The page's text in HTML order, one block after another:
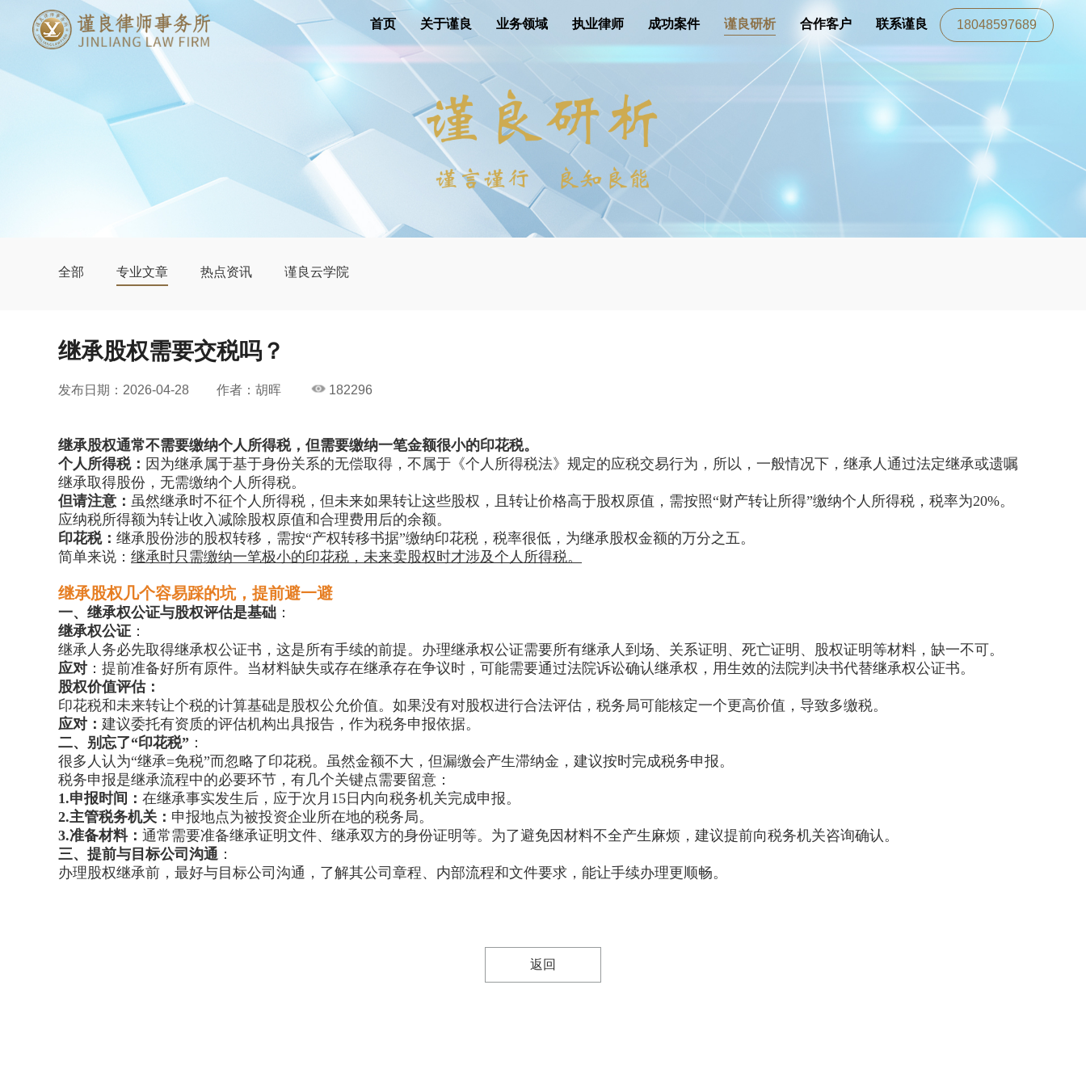
首页 关于谨良 业务领域 执业律师 成功案件 谨良研析 合作客户 联系谨良 18048597689
全部 专业文章 热点资讯 谨良云学院
继承股权需要交税吗？
发布日期：2026-04-28 作者：胡晖 182296
继承股权通常不需要缴纳个人所得税，但需要缴纳一笔金额很小的印花税。
个人所得税： 因为继承属于基于身份关系的无偿取得，不属于《个人所得税法》规定的应税交易行为，所以，一般情况下，继承人通过法定继承或遗嘱
继承取得股份，无需缴纳个人所得税。
但请注意： 虽然继承时不征个人所得税，但未来如果转让这些股权，且转让价格高于股权原值，需按照“财产转让所得”缴纳个人所得税，税率为20%。
应纳税所得额为转让收入减除股权原值和合理费用后的余额。
印花税： 继承股份涉的股权转移，需按“产权转移书据”缴纳印花税，税率很低，为继承股权金额的万分之五。
简单来说： 继承时只需缴纳一笔极小的印花税，未来卖股权时才涉及个人所得税。
继承股权几个容易踩的坑，提前避一避
一、 继承权公证与股权评估是基础 ：
继承权公证 ：
继承人务必先取得继承权公证书 ，这是所有手续的前提。办理继承权公证需要所有继承人到场、关系证明、死亡证明、股权证明等材料，缺一不可。
应对 ：提前准备好所有原件。当材料缺失或存在继承存在争议时，可能需要通过法院诉讼确认继承权，用生效的法院判决书代替继承权公证书。
股权价值评估：
印花税和未来转让个税的计算基础是股权公允价值。如果没有对股权进行合法评估，税务局可能核定一个更高价值，导致多缴税。
应对： 建议委托有资质的评估机构出具报告，作为税务申报依据。
二、 别忘了“印花税” ：
很多人认为“继承=免税”而忽略了印花税。虽然金额不大，但漏缴会产生滞纳金，建议按时完成税务申报。
税务申报是继承流程中的必要环节，有几个关键点需要留意：
1.申报时间： 在继承事实发生后，应于次月15日内向税务机关完成申报。
2.主管税务机关： 申报地点为被投资企业所在地的税务局。
3.准备材料： 通常需要准备继承证明文件、继承双方的身份证明等。为了避免因材料不全产生麻烦，建议提前向税务机关咨询确认。
三、 提前与目标公司沟通 ：
办理股权继承前，最好与目标公司沟通，了解其公司章程、内部流程和文件要求，能让手续办理更顺畅。
返回